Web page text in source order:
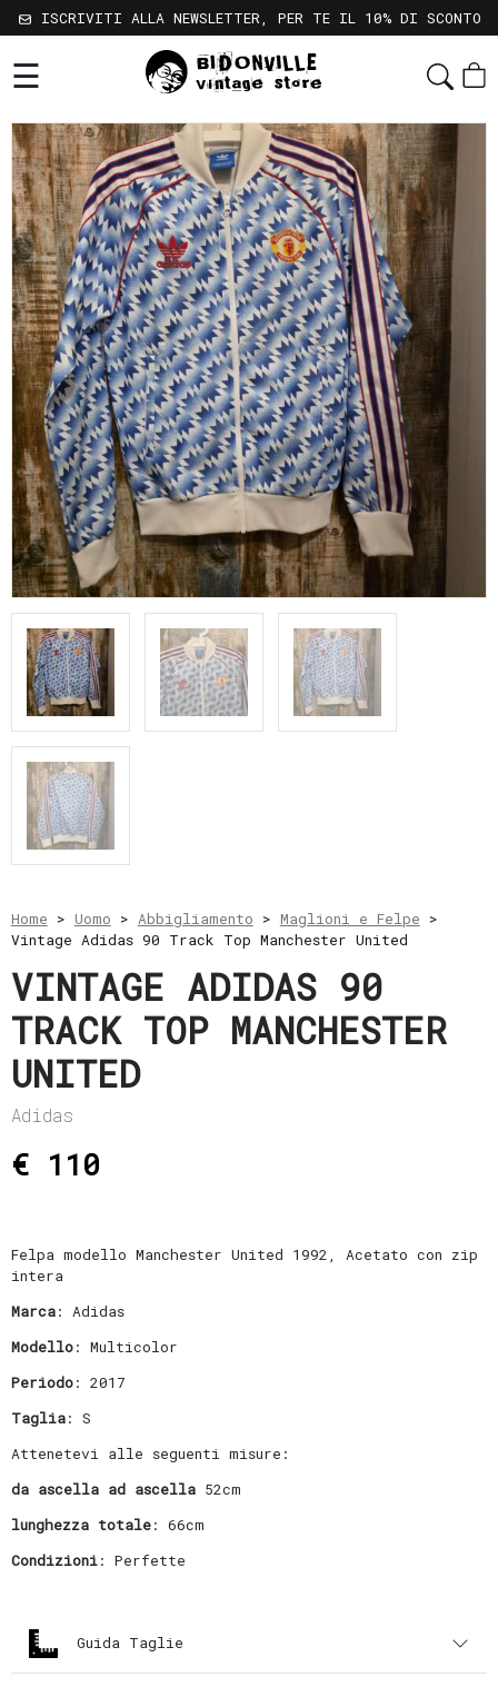
Shop
Chi
Siamo
Sostenibilità
Servizi
Contatti
Gift
Card
Newsletter
Termini
e
Condizioni
Spedizioni
e
resi
Metodi
di
pagamento
Privacy
Policy
Il
account
ISCRIVITI ALLA NEWSLETTER, PER TE IL 10% DI SCONTO
☰
Home > Uomo > Abbigliamento > Maglioni e Felpe >
Vintage Adidas 90 Track Top Manchester United
VINTAGE ADIDAS 90
TRACK TOP MANCHESTER
UNITED
Adidas
€ 110
Felpa modello Manchester United 1992, Acetato con zip
intera
Marca: Adidas
Modello: Multicolor
Periodo: 2017
Taglia: S
Attenetevi alle seguenti misure:
da ascella ad ascella52cm
lunghezza totale: 66cm
Condizioni: Perfette
Guida Taglie